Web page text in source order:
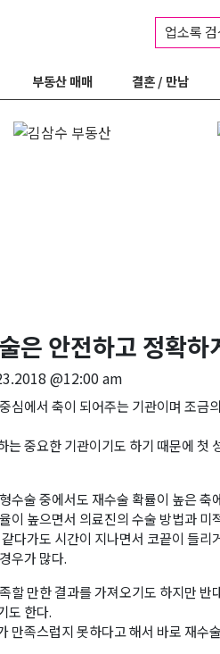
업소록
부동산 매매 결혼 / 만남
은 안전하고 정확하
@12:00 am
심에서 축이 되어주는 기관이며 조금
는 중요한 기관이기도 하기 때문에 첫
수술 중에서도 재수술 확률이 높은 축
이 높으면서 의료진의 수술 방법과
다가도 시간이 지나면서 코끝이 들
우가 많다.
할 만한 결과를 가져오기도 하지만
도 한다.
만족스럽지 못하다고 해서 바로 재수